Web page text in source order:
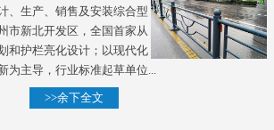
、生产、销售及安装综合型
市新北开发区，全国首家从
和护栏亮化设计；以现代化
为主导，行业标准起草单位...
>>余下全文